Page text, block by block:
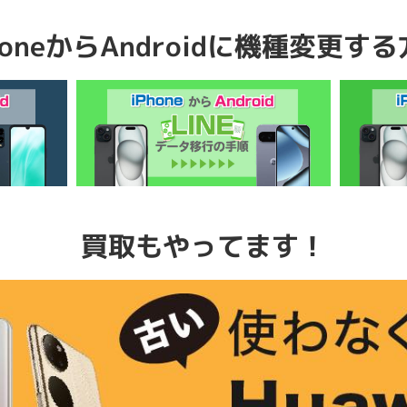
からAndroidに機種変更する
買取もやってます！